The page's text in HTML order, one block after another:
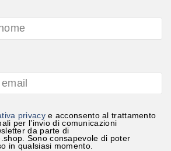
privacye acconsento al trattamento
per l’invio di comunicazioni
da parte di
Sono consapevole di poter
in qualsiasi momento.